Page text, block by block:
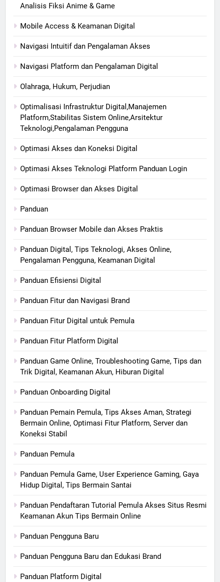
Analisis Fiksi Anime & Game
Mobile Access & Keamanan Digital
Navigasi Intuitif dan Pengalaman Akses
Navigasi Platform dan Pengalaman Digital
Olahraga, Hukum, Perjudian
Optimalisasi Infrastruktur Digital,Manajemen
Platform,Stabilitas Sistem Online,Arsitektur
Teknologi,Pengalaman Pengguna
Optimasi Akses dan Koneksi Digital
Optimasi Akses Teknologi Platform Panduan Login
Optimasi Browser dan Akses Digital
Panduan
Panduan Browser Mobile dan Akses Praktis
Panduan Digital, Tips Teknologi, Akses Online,
Pengalaman Pengguna, Keamanan Digital
Panduan Efisiensi Digital
Panduan Fitur dan Navigasi Brand
Panduan Fitur Digital untuk Pemula
Panduan Fitur Platform Digital
Panduan Game Online, Troubleshooting Game, Tips dan
Trik Digital, Keamanan Akun, Hiburan Digital
Panduan Onboarding Digital
Panduan Pemain Pemula, Tips Akses Aman, Strategi
Bermain Online, Optimasi Fitur Platform, Server dan
Koneksi Stabil
Panduan Pemula
Panduan Pemula Game, User Experience Gaming, Gaya
Hidup Digital, Tips Bermain Santai
Panduan Pendaftaran Tutorial Pemula Akses Situs Resmi
Keamanan Akun Tips Bermain Online
Panduan Pengguna Baru
Panduan Pengguna Baru dan Edukasi Brand
Panduan Platform Digital